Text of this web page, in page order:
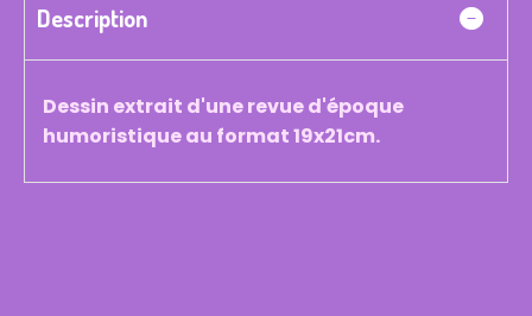
Description
Dessin extrait d'une revue d'époque
humoristique au format 19x21cm.